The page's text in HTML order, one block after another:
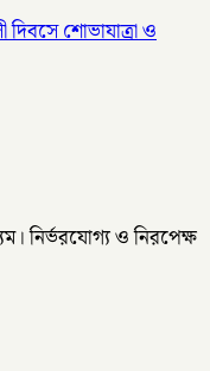
দিবসে শোভাযাত্রা ও
নির্ভরযোগ্য ও নিরপেক্ষ